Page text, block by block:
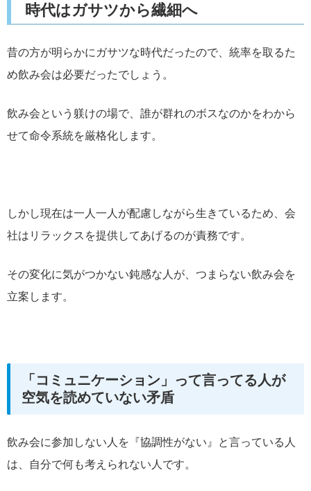
時代はガサツから繊細へ
昔の方が明らかにガサツな時代だったので、統率を取るた
め飲み会は必要だったでしょう。
飲み会という躾けの場で、誰が群れのボスなのかをわから
せて命令系統を厳格化します。
しかし現在は一人一人が配慮しながら生きているため、会
社はリラックスを提供してあげるのが責務です。
その変化に気がつかない鈍感な人が、つまらない飲み会を
立案します。
「コミュニケーション」って言ってる人が
空気を読めていない矛盾
飲み会に参加しない人を『協調性がない』と言っている人
は、自分で何も考えられない人です。